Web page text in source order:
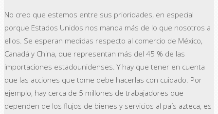
No creo que estemos entre sus prioridades, en especial
porque Estados Unidos nos manda más de lo que nosotros a
ellos. Se esperan medidas respecto al comercio de México,
Canadá y China, que representan más del 45 % de las
importaciones estadounidenses. Y hay que tener en cuenta
que las acciones que tome debe hacerlas con cuidado. Por
ejemplo, hay cerca de 5 millones de trabajadores que
dependen de los flujos de bienes y servicios al país azteca, es